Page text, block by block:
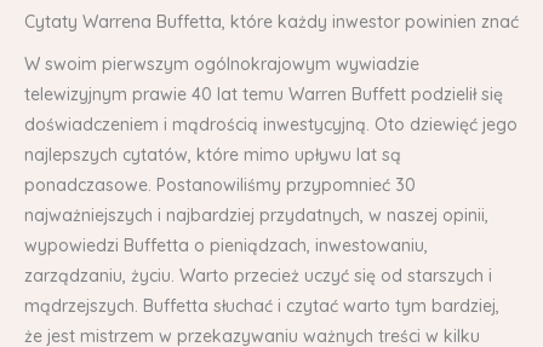
Cytaty Warrena Buffetta, które każdy inwestor powinien znać
W swoim pierwszym ogólnokrajowym wywiadzie
telewizyjnym prawie 40 lat temu Warren Buffett podzielił się
doświadczeniem i mądrością inwestycyjną. Oto dziewięć jego
najlepszych cytatów, które mimo upływu lat są
ponadczasowe. Postanowiliśmy przypomnieć 30
najważniejszych i najbardziej przydatnych, w naszej opinii,
wypowiedzi Buffetta o pieniądzach, inwestowaniu,
zarządzaniu, życiu. Warto przecież uczyć się od starszych i
mądrzejszych. Buffetta słuchać i czytać warto tym bardziej,
że jest mistrzem w przekazywaniu ważnych treści w kilku